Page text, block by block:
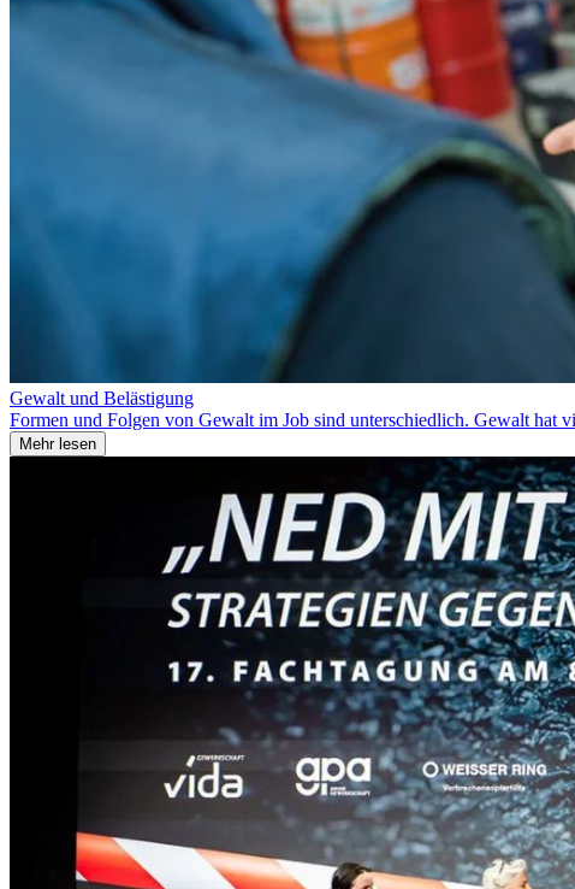
Gewalt und Belästigung
Formen und Folgen von Gewalt im Job sind unterschiedlich. Gewalt hat
Mehr lesen